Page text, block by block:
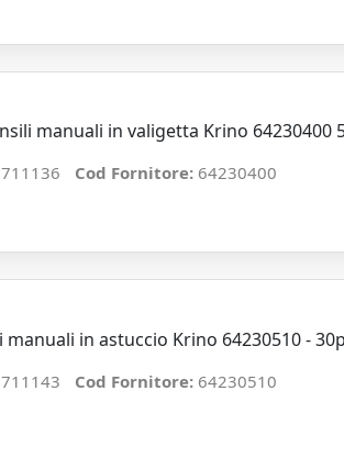
manuali in valigetta Krino 64230400
Cod Fornitore: 64230400
manuali in astuccio Krino 64230510 -
Cod Fornitore: 64230510